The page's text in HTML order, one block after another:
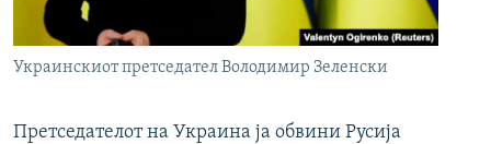
Украинскиот претседател Володимир Зеленски
Претседателот на Украина ја обвини Русија